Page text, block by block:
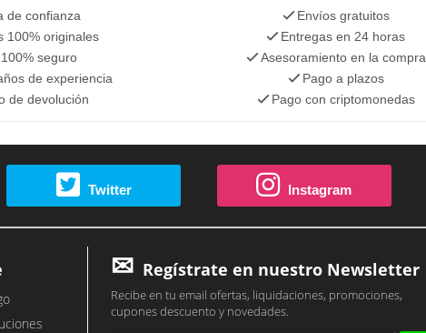
de confianza
100% originales
seguro
de experiencia
de devolución
Envíos gratuitos
Entregas en 24 horas
Asesoramiento en la compra
Pago a plazos
Pago con criptomonedas
Twitter Instagram
Regístrate en nuestro Newsletter
Recibe en tu email ofertas, liquidaciones, promociones,
cupones descuento y novedades.